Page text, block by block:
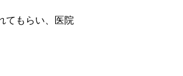
てもらい、医院